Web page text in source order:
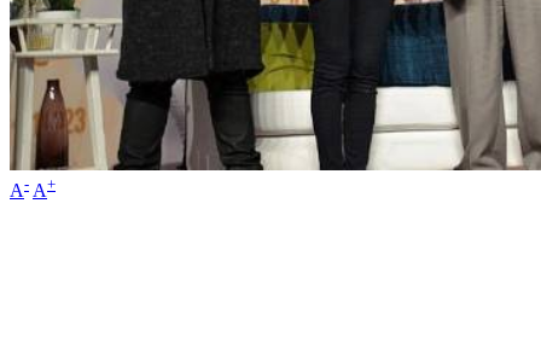
A- A+